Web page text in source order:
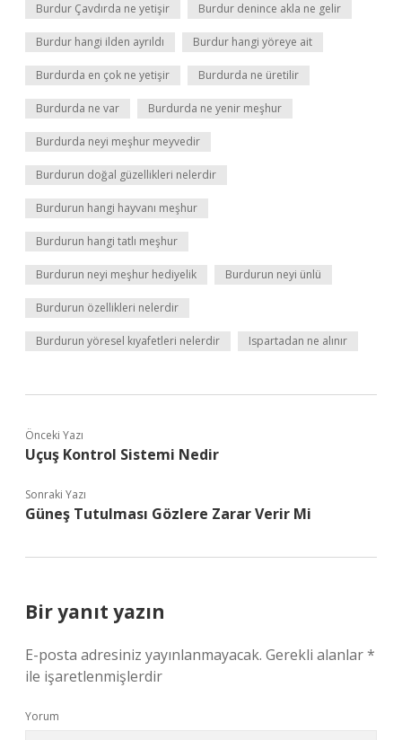
Burdur Çavdırda ne yetişir Burdur denince akla ne gelir
Burdur hangi ilden ayrıldı Burdur hangi yöreye ait
Burdurda en çok ne yetişir Burdurda ne üretilir
Burdurda ne var Burdurda ne yenir meşhur
Burdurda neyi meşhur meyvedir
Burdurun doğal güzellikleri nelerdir
Burdurun hangi hayvanı meşhur
Burdurun hangi tatlı meşhur
Burdurun neyi meşhur hediyelik Burdurun neyi ünlü
Burdurun özellikleri nelerdir
Burdurun yöresel kıyafetleri nelerdir Ispartadan ne alınır
Önceki Yazı
Uçuş Kontrol Sistemi Nedir
Sonraki Yazı
Güneş Tutulması Gözlere Zarar Verir Mi
Bir yanıt yazın
E-posta adresiniz yayınlanmayacak. Gerekli alanlar*
ile işaretlenmişlerdir
Yorum